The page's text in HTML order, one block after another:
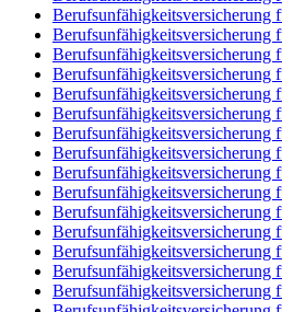
Berufsunfähigkeitsversicherung
Berufsunfähigkeitsversicherung
Berufsunfähigkeitsversicherung
Berufsunfähigkeitsversicherung
Berufsunfähigkeitsversicherung
Berufsunfähigkeitsversicherung
Berufsunfähigkeitsversicherung
Berufsunfähigkeitsversicherung
Berufsunfähigkeitsversicherung
Berufsunfähigkeitsversicherung
Berufsunfähigkeitsversicherung
Berufsunfähigkeitsversicherung
Berufsunfähigkeitsversicherung
Berufsunfähigkeitsversicherung
Berufsunfähigkeitsversicherung